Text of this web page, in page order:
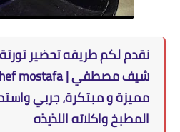
نقدم لكم طريقه تحضير
شيف مصطفي |mostafa
مميزة و مبتكرة، جربي
المطبخ واكلاته اللذيذه